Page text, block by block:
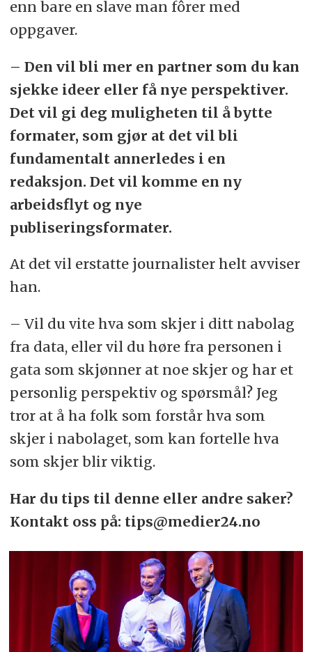
enn bare en slave man fôrer med
oppgaver.
– Den vil bli mer en partner som du kan
sjekke ideer eller få nye perspektiver.
Det vil gi deg muligheten til å bytte
formater, som gjør at det vil bli
fundamentalt annerledes i en
redaksjon. Det vil komme en ny
arbeidsflyt og nye
publiseringsformater.
At det vil erstatte journalister helt avviser
han.
– Vil du vite hva som skjer i ditt nabolag
fra data, eller vil du høre fra personen i
gata som skjønner at noe skjer og har et
personlig perspektiv og spørsmål? Jeg
tror at å ha folk som forstår hva som
skjer i nabolaget, som kan fortelle hva
som skjer blir viktig.
Har du tips til denne eller andre saker?
Kontakt oss på: tips@medier24.no